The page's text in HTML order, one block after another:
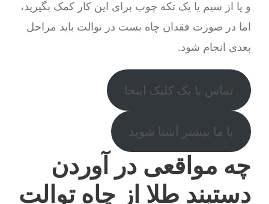
و یا از سیم یا یک تکه چوب برای این کار کمک بگیرید،
اما در صورت فقدان چاه بست در توالت باید مراحل
بعدی انجام شود.
تماس با یک کلیک اینجا
با ما بیشتر آشنا شوید
چه مواقعی در آوردن
دستبند طلا از چاه توالت